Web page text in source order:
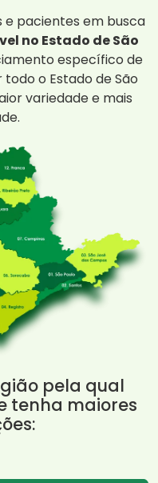
e pacientes em busca
no Estado de São
específico de
o Estado de São
variedade e mais
pela qual
tenha maiores